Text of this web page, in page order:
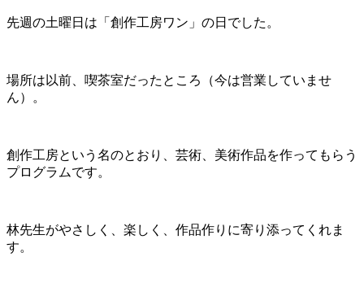
先週の土曜日は「創作工房ワン」の日でした。
場所は以前、喫茶室だったところ（今は営業していませ
ん）。
創作工房という名のとおり、芸術、美術作品を作ってもらう
プログラムです。
林先生がやさしく、楽しく、作品作りに寄り添ってくれま
す。